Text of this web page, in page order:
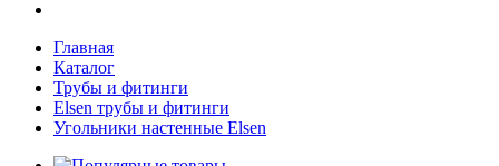
Главная
Каталог
Трубы и фитинги
Elsen трубы и фитинги
Угольники настенные Elsen